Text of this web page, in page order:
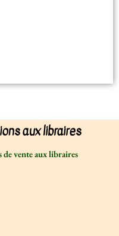
aux libraires
vente aux libraires